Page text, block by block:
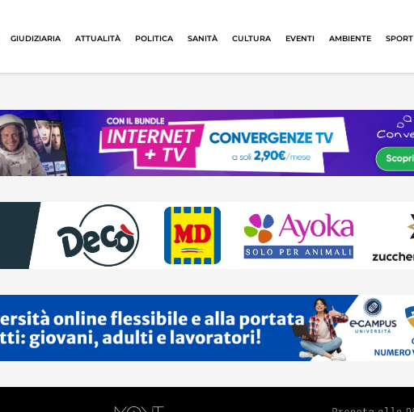
GIUDIZIARIA ATTUALITÀ POLITICA SANITÀ CULTURA EVENTI AMBIENTE SPORT